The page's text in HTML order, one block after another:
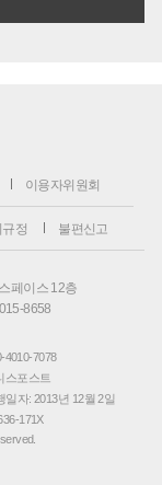
이용자위원회
정 불편신고
페이스 12층
8658
4010-7078
스포스트
일자: 2013년 12월 2일
171X